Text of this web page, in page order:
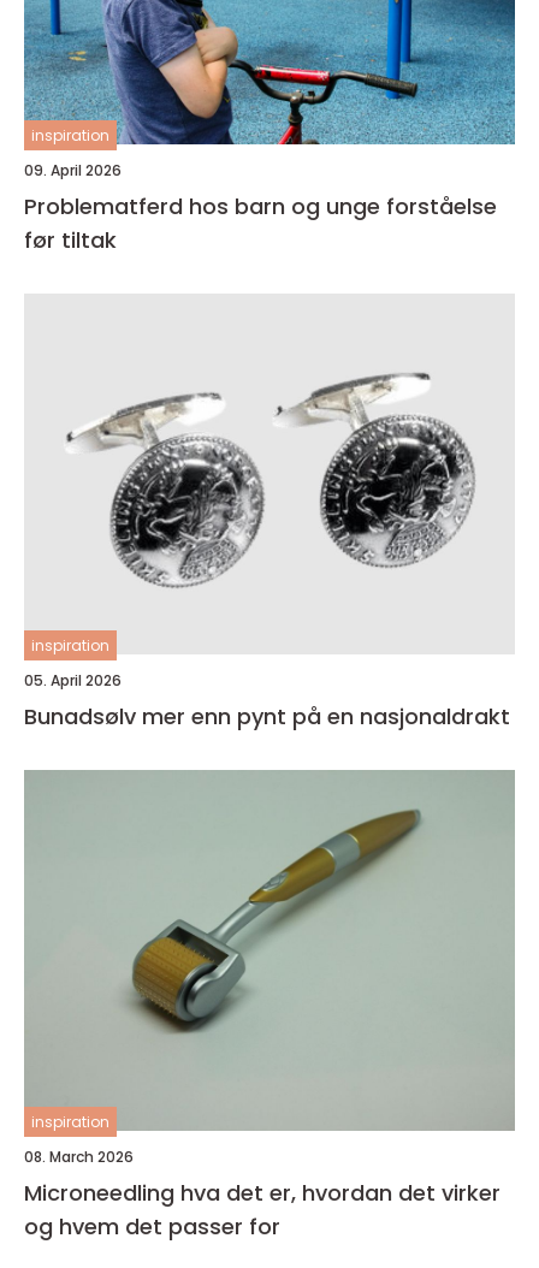
inspiration
09. April 2026
Problematferd hos barn og unge forståelse
før tiltak
inspiration
05. April 2026
Bunadsølv mer enn pynt på en nasjonaldrakt
inspiration
08. March 2026
Microneedling hva det er, hvordan det virker
og hvem det passer for